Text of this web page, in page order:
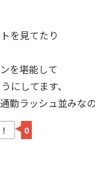
を見てたり
を堪能して
にしてます、
勤ラッシュ並みな
0